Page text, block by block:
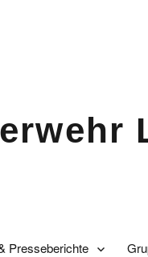
Presseberichte